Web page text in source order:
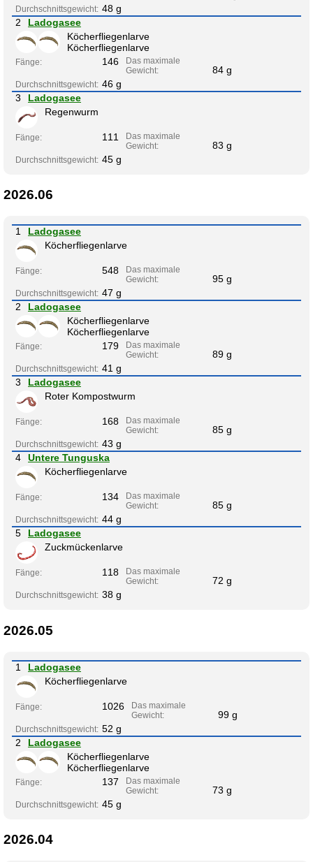
Durchschnittsgewicht: 48 g
2
Ladogasee
Köcherfliegenlarve
Köcherfliegenlarve
Fänge: 146
Das maximale
Gewicht:
84 g
Durchschnittsgewicht: 46 g
3
Ladogasee
Regenwurm
Fänge: 111
Das maximale
Gewicht:
83 g
Durchschnittsgewicht: 45 g
2026.06
1
Ladogasee
Köcherfliegenlarve
Fänge: 548
Das maximale
Gewicht:
95 g
Durchschnittsgewicht: 47 g
2
Ladogasee
Köcherfliegenlarve
Köcherfliegenlarve
Fänge: 179
Das maximale
Gewicht:
89 g
Durchschnittsgewicht: 41 g
3
Ladogasee
Roter Kompostwurm
Fänge: 168
Das maximale
Gewicht:
85 g
Durchschnittsgewicht: 43 g
4
Untere Tunguska
Köcherfliegenlarve
Fänge: 134
Das maximale
Gewicht:
85 g
Durchschnittsgewicht: 44 g
5
Ladogasee
Zuckmückenlarve
Fänge: 118
Das maximale
Gewicht:
72 g
Durchschnittsgewicht: 38 g
2026.05
1
Ladogasee
Köcherfliegenlarve
Fänge: 1026
Das maximale
Gewicht:
99 g
Durchschnittsgewicht: 52 g
2
Ladogasee
Köcherfliegenlarve
Köcherfliegenlarve
Fänge: 137
Das maximale
Gewicht:
73 g
Durchschnittsgewicht: 45 g
2026.04